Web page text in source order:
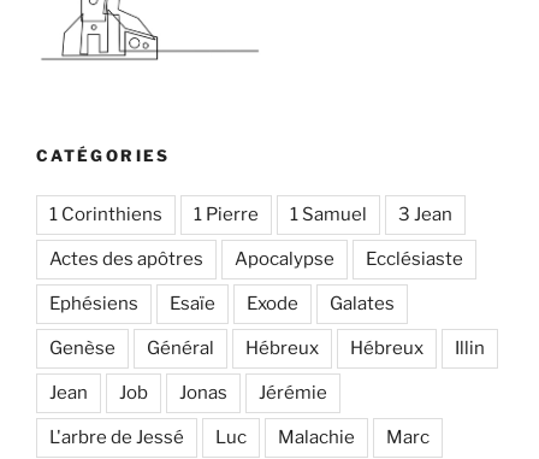
CATÉGORIES
1 Corinthiens 1 Pierre 1 Samuel 3 Jean
Actes des apôtres Apocalypse Ecclésiaste
Ephésiens Esaïe Exode Galates
Genèse Général Hébreux Hébreux Illin
Jean Job Jonas Jérémie
L'arbre de Jessé Luc Malachie Marc